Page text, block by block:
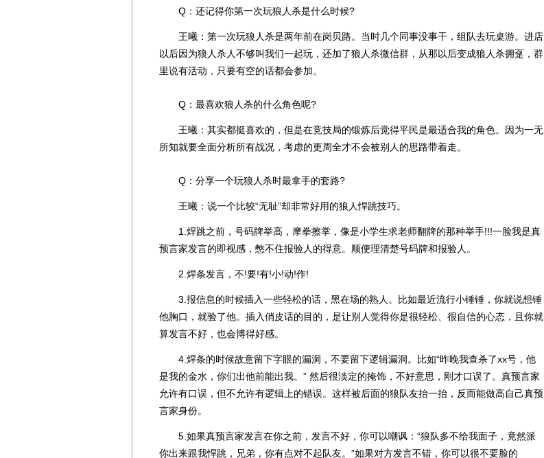
Q：还记得你第一次玩狼人杀是什么时候?
王曦：第一次玩狼人杀是两年前在岗贝路。当时几个同事没事干，组队去玩桌游。进店
以后因为狼人杀人不够叫我们一起玩，还加了狼人杀微信群，从那以后变成狼人杀拥趸，群
里说有活动，只要有空的话都会参加。
Q：最喜欢狼人杀的什么角色呢?
王曦：其实都挺喜欢的，但是在竞技局的锻炼后觉得平民是最适合我的角色。因为一无
所知就要全面分析所有战况，考虑的更周全才不会被别人的思路带着走。
Q：分享一个玩狼人杀时最拿手的套路?
王曦：说一个比较“无耻”却非常好用的狼人悍跳技巧。
1.焊跳之前，号码牌举高，摩拳擦掌，像是小学生求老师翻牌的那种举手!!!一脸我是真
预言家发言的即视感，憋不住报验人的得意。顺便理清楚号码牌和报验人。
2.焊条发言，不!要!有!小!动!作!
3.报信息的时候插入一些轻松的话，黑在场的熟人。比如最近流行小锤锤，你就说想锤
他胸口，就验了他。插入俏皮话的目的，是让别人觉得你是很轻松、很自信的心态，且你就
算发言不好，也会博得好感。
4.焊条的时候故意留下字眼的漏洞，不要留下逻辑漏洞。比如“昨晚我查杀了xx号，他
是我的金水，你们出他前能出我。” 然后很淡定的掩饰，不好意思，刚才口误了。真预言家
允许有口误，但不允许有逻辑上的错误。这样被后面的狼队友抬一抬，反而能做高自己真预
言家身份。
5.如果真预言家发言在你之前，发言不好，你可以嘲讽：“狼队多不给我面子，竟然派
你出来跟我悍跳，兄弟，你有点对不起队友。”如果对方发言不错，你可以很不要脸的